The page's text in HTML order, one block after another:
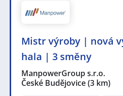
Mistr výroby | nová
hala | 3 směny
ManpowerGroup s.r.o.
České Budějovice(3 km)